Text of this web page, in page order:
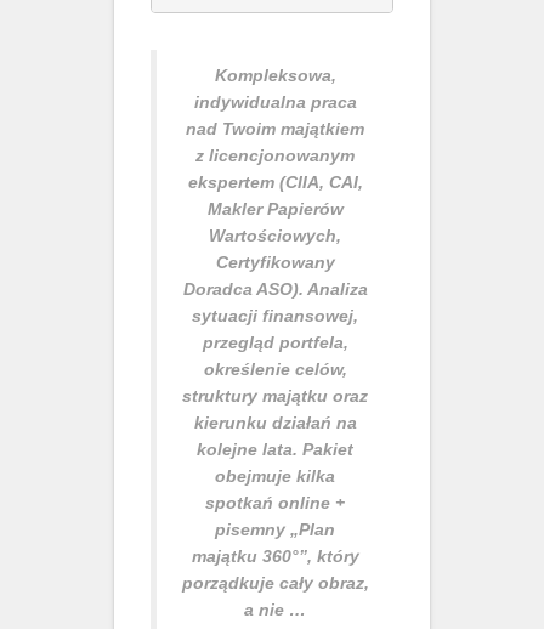
Kompleksowa,
indywidualna praca
nad Twoim majątkiem
z licencjonowanym
ekspertem (CIIA, CAI,
Makler Papierów
Wartościowych,
Certyfikowany
Doradca ASO). Analiza
sytuacji finansowej,
przegląd portfela,
określenie celów,
struktury majątku oraz
kierunku działań na
kolejne lata. Pakiet
obejmuje kilka
spotkań online +
pisemny „Plan
majątku 360°”, który
porządkuje cały obraz,
a nie …